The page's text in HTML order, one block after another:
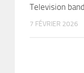
Television
7 FÉVRIER 2026